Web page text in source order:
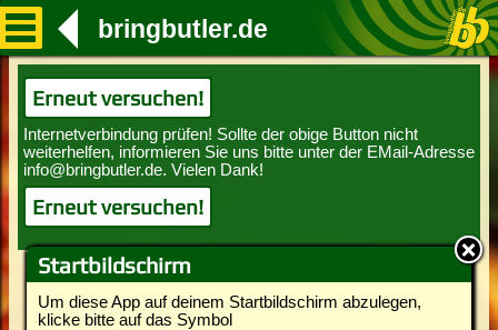
Startbildschirm
Um diese App auf deinem Startbildschirm abzulegen,
klicke bitte auf das Symbol
bringbutler.de
Erneut versuchen!
Erneut versuchen!